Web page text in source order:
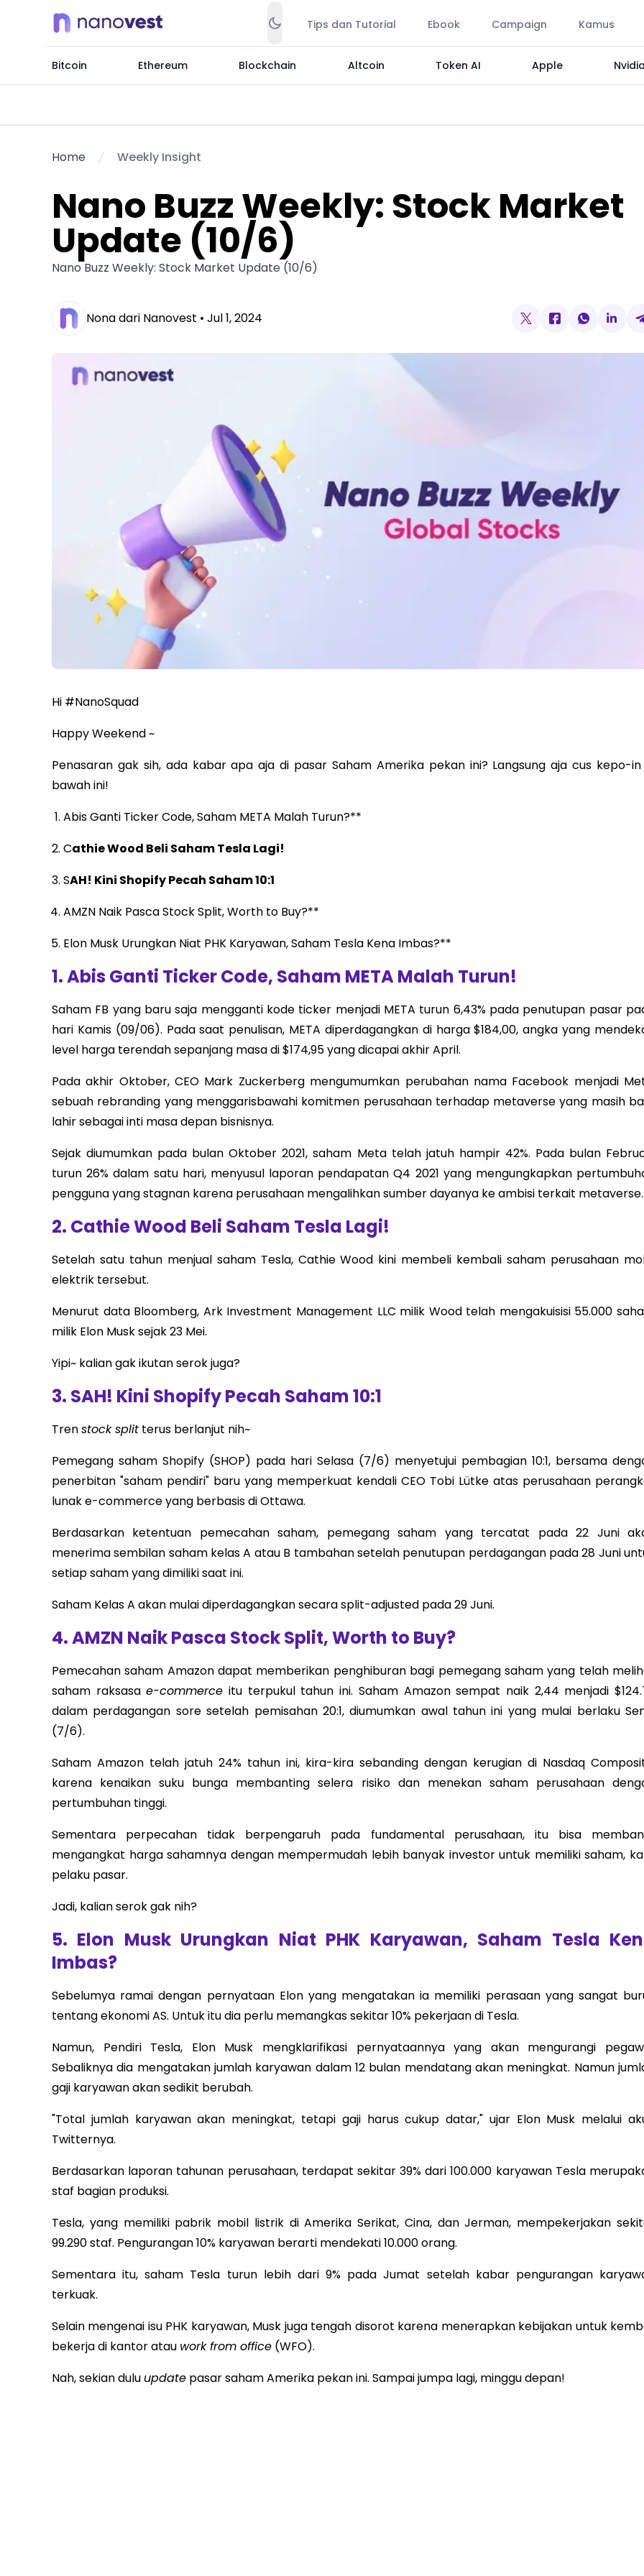
Tips dan Tutorial Ebook Campaign Kamus
Bitcoin Ethereum Blockchain Altcoin Token AI Apple
Home Weekly Insight
Nano Buzz Weekly: Stock Market
Update (10/6)
Nano Buzz Weekly: Stock Market Update (10/6)
Nona dari Nanovest • Jul 1, 2024
Hi #NanoSquad
Happy Weekend ~
Penasaran gak sih, ada kabar apa aja di pasar Saham Amerika pekan ini? Langsung aja cus kepo-
bawah ini!
Abis Ganti Ticker Code, Saham META Malah Turun?**
Cathie Wood Beli Saham Tesla Lagi!
SAH! Kini Shopify Pecah Saham 10:1
AMZN Naik Pasca Stock Split, Worth to Buy?**
Elon Musk Urungkan Niat PHK Karyawan, Saham Tesla Kena Imbas?**
1. Abis Ganti Ticker Code, Saham META Malah Turun!
Saham FB yang baru saja mengganti kode ticker menjadi META turun 6,43% pada penutupan pasar
hari Kamis (09/06). Pada saat penulisan, META diperdagangkan di harga $184,00, angka yang
level harga terendah sepanjang masa di $174,95 yang dicapai akhir April.
Pada akhir Oktober, CEO Mark Zuckerberg mengumumkan perubahan nama Facebook menjadi
sebuah rebranding yang menggarisbawahi komitmen perusahaan terhadap metaverse yang masih
lahir sebagai inti masa depan bisnisnya.
Sejak diumumkan pada bulan Oktober 2021, saham Meta telah jatuh hampir 42%. Pada bulan
turun 26% dalam satu hari, menyusul laporan pendapatan Q4 2021 yang mengungkapkan
pengguna yang stagnan karena perusahaan mengalihkan sumber dayanya ke ambisi terkait metaverse.
2. Cathie Wood Beli Saham Tesla Lagi!
Setelah satu tahun menjual saham Tesla, Cathie Wood kini membeli kembali saham perusahaan
elektrik tersebut.
Menurut data Bloomberg, Ark Investment Management LLC milik Wood telah mengakuisisi 55.000
milik Elon Musk sejak 23 Mei.
Yipi~ kalian gak ikutan serok juga?
3. SAH! Kini Shopify Pecah Saham 10:1
Trenstock split terus berlanjut nih~
Pemegang saham Shopify (SHOP) pada hari Selasa (7/6) menyetujui pembagian 10:1, bersama
penerbitan "saham pendiri" baru yang memperkuat kendali CEO Tobi Lütke atas perusahaan
lunak e-commerce yang berbasis di Ottawa.
Berdasarkan ketentuan pemecahan saham, pemegang saham yang tercatat pada 22 Juni
menerima sembilan saham kelas A atau B tambahan setelah penutupan perdagangan pada 28 Juni
setiap saham yang dimiliki saat ini.
Saham Kelas A akan mulai diperdagangkan secara split-adjusted pada 29 Juni.
4. AMZN Naik Pasca Stock Split, Worth to Buy?
Pemecahan saham Amazon dapat memberikan penghiburan bagi pemegang saham yang telah
saham raksasae-commerce itu terpukul tahun ini. Saham Amazon sempat naik 2,44 menjadi
dalam perdagangan sore setelah pemisahan 20:1, diumumkan awal tahun ini yang mulai berlaku
(7/6).
Saham Amazon telah jatuh 24% tahun ini, kira-kira sebanding dengan kerugian di Nasdaq
karena kenaikan suku bunga membanting selera risiko dan menekan saham perusahaan
pertumbuhan tinggi.
Sementara perpecahan tidak berpengaruh pada fundamental perusahaan, itu bisa
mengangkat harga sahamnya dengan mempermudah lebih banyak investor untuk memiliki saham,
pelaku pasar.
Jadi, kalian serok gak nih?
5. Elon Musk Urungkan Niat PHK Karyawan, Saham Tesla
Imbas?
Sebelumya ramai dengan pernyataan Elon yang mengatakan ia memiliki perasaan yang sangat
tentang ekonomi AS. Untuk itu dia perlu memangkas sekitar 10% pekerjaan di Tesla.
Namun, Pendiri Tesla, Elon Musk mengklarifikasi pernyataannya yang akan mengurangi
Sebaliknya dia mengatakan jumlah karyawan dalam 12 bulan mendatang akan meningkat. Namun
gaji karyawan akan sedikit berubah.
"Total jumlah karyawan akan meningkat, tetapi gaji harus cukup datar," ujar Elon Musk melalui
Twitternya.
Berdasarkan laporan tahunan perusahaan, terdapat sekitar 39% dari 100.000 karyawan Tesla
staf bagian produksi.
Tesla, yang memiliki pabrik mobil listrik di Amerika Serikat, Cina, dan Jerman, mempekerjakan
99.290 staf. Pengurangan 10% karyawan berarti mendekati 10.000 orang.
Sementara itu, saham Tesla turun lebih dari 9% pada Jumat setelah kabar pengurangan
terkuak.
Selain mengenai isu PHK karyawan, Musk juga tengah disorot karena menerapkan kebijakan untuk
bekerja di kantor atau work from office (WFO).
Nah, sekian dulu update pasar saham Amerika pekan ini. Sampai jumpa lagi, minggu depan!